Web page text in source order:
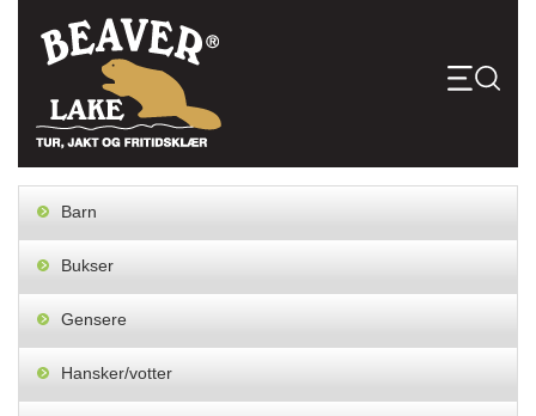
content
Barn
Bukser
Gensere
Hansker/votter